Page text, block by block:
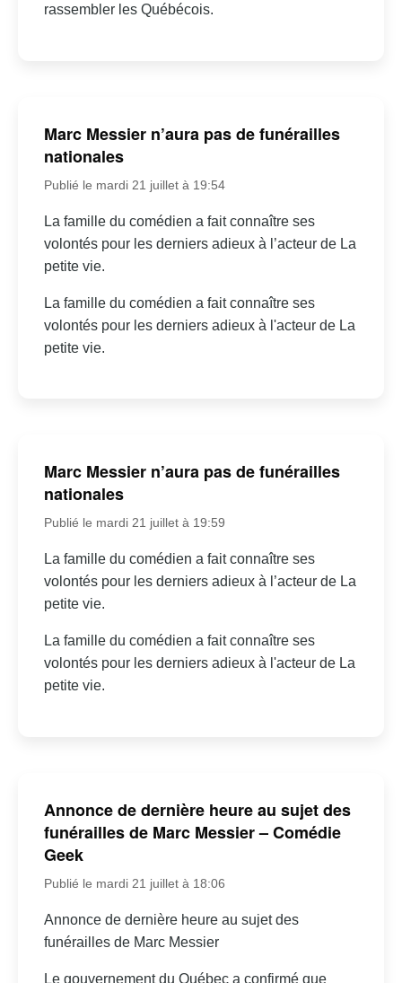
rassembler les Québécois.
Marc Messier n’aura pas de funérailles
nationales
Publié le mardi 21 juillet à 19:54
La famille du comédien a fait connaître ses
volontés pour les derniers adieux à l’acteur de La
petite vie.
La famille du comédien a fait connaître ses
volontés pour les derniers adieux à l'acteur de La
petite vie.
Marc Messier n’aura pas de funérailles
nationales
Publié le mardi 21 juillet à 19:59
La famille du comédien a fait connaître ses
volontés pour les derniers adieux à l’acteur de La
petite vie.
La famille du comédien a fait connaître ses
volontés pour les derniers adieux à l'acteur de La
petite vie.
Annonce de dernière heure au sujet des
funérailles de Marc Messier – Comédie
Geek
Publié le mardi 21 juillet à 18:06
Annonce de dernière heure au sujet des
funérailles de Marc Messier
Le gouvernement du Québec a confirmé que